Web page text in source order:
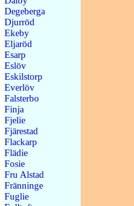
Degeberga
Djurröd
Ekeby
Eljaröd
Esarp
Eslöv
Eskilstorp
Everlöv
Falsterbo
Finja
Fjelie
Fjärestad
Flackarp
Flädie
Fosie
Fru Alstad
Fränninge
Fuglie